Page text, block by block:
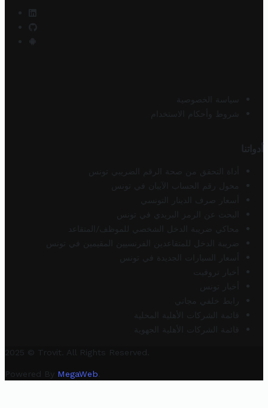
سياسة الخصوصية
شروط وأحكام الاستخدام
أدواتنا
أداة التحقق من صحة الرقم الضريبي تونس
محول رقم الحساب الآيبان في تونس
أسعار صرف الدينار التونسي
البحث عن الرمز البريدي في تونس
محاكي ضريبة الدخل الشخصي للموظف/المتقاعد
ضريبة الدخل للمتقاعدين الفرنسيين المقيمين في تونس
أسعار السيارات الجديدة في تونس
أخبار تروفيت
أخبار تونس
رابط خلفي مجاني
قائمة الشركات الأهلية المحلية
قائمة الشركات الأهلية الجهوية
2025 © Trovit. All Rights Reserved.
Powered By MegaWeb